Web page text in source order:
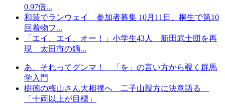
0.97倍...
和装でランウェイ 参加者募集 10月11日、桐生で第10
回着物フ...
「エイ、エイ、オー！」小学生43人 新田武士団を再
現 太田市の鏑...
あ、それってグンマ！ 「を」の言い方から覗く群馬
学入門
樹徳の梅山さん大相撲へ 二子山親方に決意語る
「十両以上が目標」